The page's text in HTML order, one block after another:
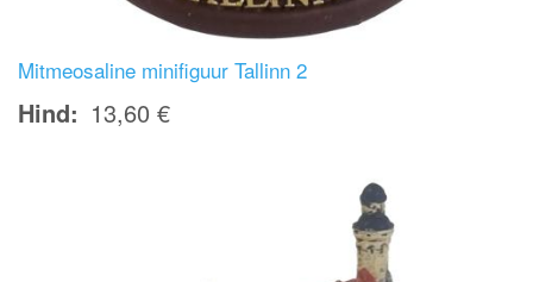
Mitmeosaline minifiguur Tallinn 2
Hind 13,60 €